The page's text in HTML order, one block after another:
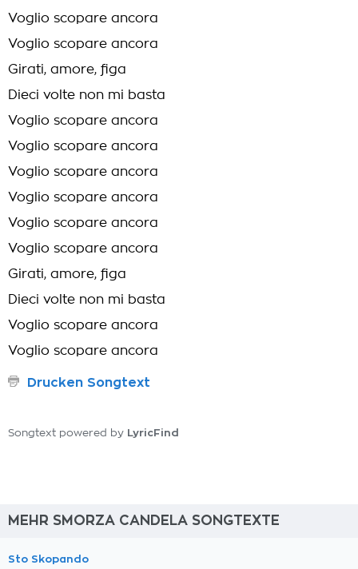
Voglio scopare ancora
Voglio scopare ancora
Girati, amore, figa
Dieci volte non mi basta
Voglio scopare ancora
Voglio scopare ancora
Voglio scopare ancora
Voglio scopare ancora
Voglio scopare ancora
Voglio scopare ancora
Girati, amore, figa
Dieci volte non mi basta
Voglio scopare ancora
Voglio scopare ancora
Drucken Songtext
Songtext powered by LyricFind